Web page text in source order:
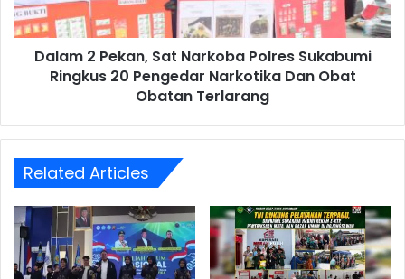
Dalam 2 Pekan, Sat Narkoba Polres Sukabumi
Ringkus 20 Pengedar Narkotika Dan Obat
Obatan Terlarang
Related Articles